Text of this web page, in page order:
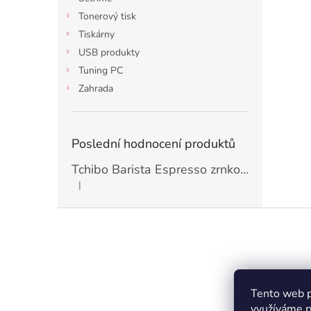
Tento web
Tonerový tisk
Tiskárny
USB produkty
Tuning PC
Zahrada
Poslední hodnocení produktů
Tchibo Barista Espresso zrnková Káva 1kg
Hodnocení produktu je 5 z 5 hvězdiček.
|
Kontakt